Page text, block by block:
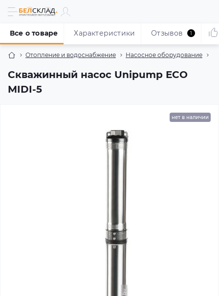
Отопление и водоснабжение Насосное оборудование
Скважинный насос Unipump ECO
MIDI-5
Все о товаре Характеристики Отзывов 1
нет в наличии